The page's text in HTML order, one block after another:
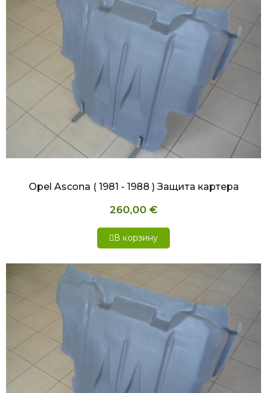
БЫСТРЫЙ ПРОСМОТР
Opel Ascona ( 1981 - 1988 ) Защита картера
260,00 €
В корзину